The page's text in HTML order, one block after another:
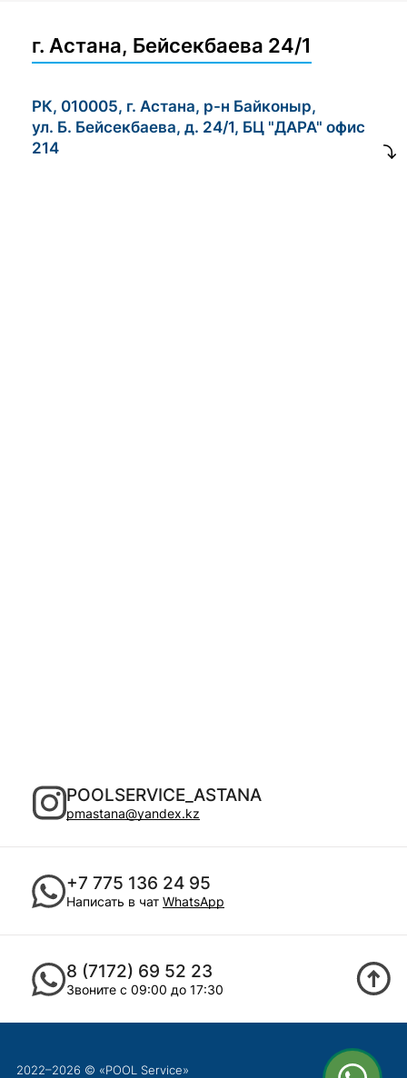
г. Астана, Бейсекбаева 24/1
РК, 010005, г. Астана, р-н Байконыр,
ул. Б. Бейсекбаева, д. 24/1, БЦ "ДАРА" офис
214
POOLSERVICE_ASTANA
pmastana@yandex.kz
+7 775 136 24 95
Написать в чат WhatsApp
8 (7172) 69 52 23
Звоните с 09:00 до 17:30
2022–2026 © «POOL Service»